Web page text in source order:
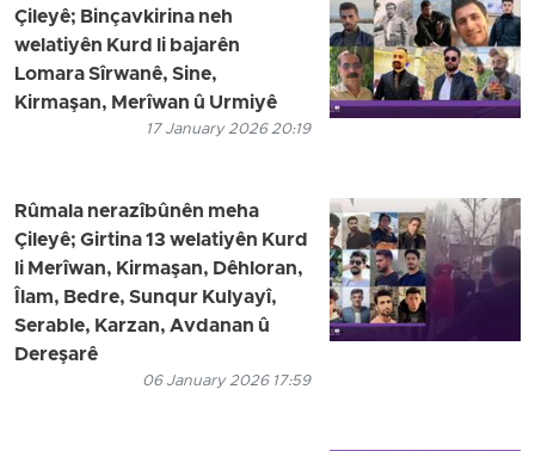
Çileyê; Binçavkirina neh
welatiyên Kurd li bajarên
Lomara Sîrwanê, Sine,
Kirmaşan, Merîwan û Urmiyê
17 January 2026 20:19
Rûmala nerazîbûnên meha
Çileyê; Girtina 13 welatiyên Kurd
li Merîwan, Kirmaşan, Dêhloran,
Îlam, Bedre, Sunqur Kulyayî,
Serable, Karzan, Avdanan û
Dereşarê
06 January 2026 17:59